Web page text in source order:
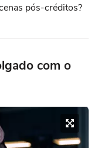
pós-créditos?
com o